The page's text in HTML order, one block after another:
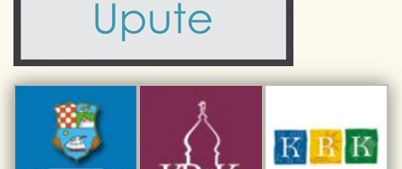
Civilni sektor (arhiva udruga)
Sport i rekreacija
Kulturno-turistička ruta Putovima Frankopana
Dar iz Krka
Interpretacijski centar pomorske baštine